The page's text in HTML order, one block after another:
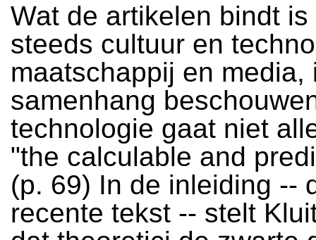
Wat de artikelen bindt is
steeds cultuur en
maatschappij en media,
samenhang
technologie gaat niet
"the calculable and
(p. 69) In de inleiding --
recente tekst -- stelt